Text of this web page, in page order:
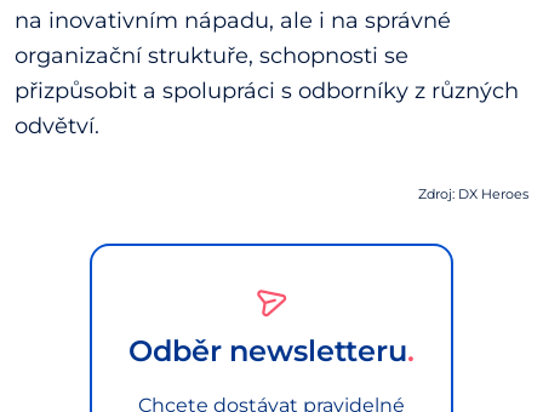
na inovativním nápadu, ale i na správné
organizační struktuře, schopnosti se
přizpůsobit a spolupráci s odborníky z různých
odvětví.
Zdroj: DX Heroes
Odběr newsletteru
Chcete dostávat pravidelné